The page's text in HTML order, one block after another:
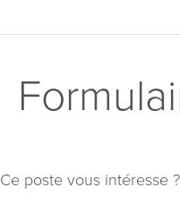
Ce poste vous intéresse